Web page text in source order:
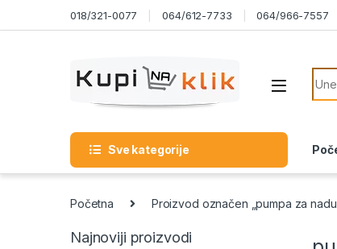
Skip to navigation018/321-0077 064/612-7733 064/966-7557
Sve kategorije
Početna Proizvod označen „pumpa za
Najnoviji proizvodi